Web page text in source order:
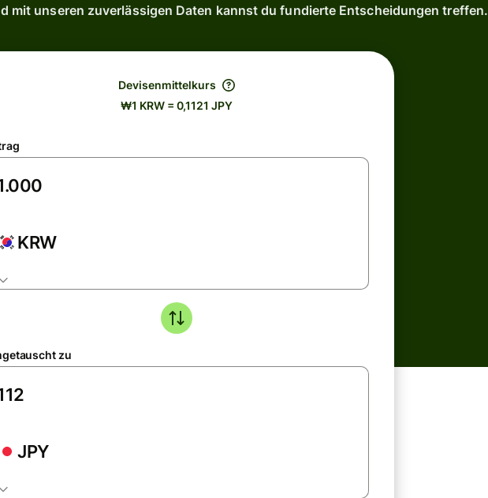
mit unseren zuverlässigen Daten kannst du fundierte Entscheidungen treffen.
Devisenmittelkurs
₩1 KRW = 0,1121 JPY
KRW
zu
JPY